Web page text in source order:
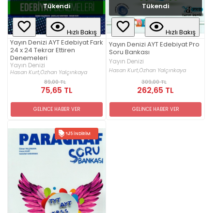
Tükendi
Hızlı Bakış
Yayın Denizi AYT Edebiyat Fark
24 x 24 Tekrar Ettiren
Denemeleri
Yayın Denizi
Hasan Kurt,Özhan Yalçınkaya
89,00 TL
75,65 TL
GELİNCE HABER VER
Tükendi
Hızlı Bakış
Yayın Denizi AYT Edebiyat Pro
Soru Bankası
Yayın Denizi
Hasan Kurt,Özhan Yalçınkaya
309,00 TL
262,65 TL
GELİNCE HABER VER
%15 İNDIRIM